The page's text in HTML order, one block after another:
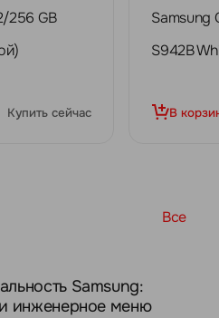
256 GB
Купить сейчас
Samsung
S942B
В
Все
Samsung:
инженерное меню